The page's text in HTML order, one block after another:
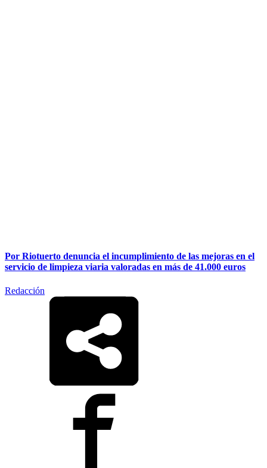
Por Riotuerto denuncia el incumplimiento de las mejoras en el
servicio de limpieza viaria valoradas en más de 41.000 euros
Redacción